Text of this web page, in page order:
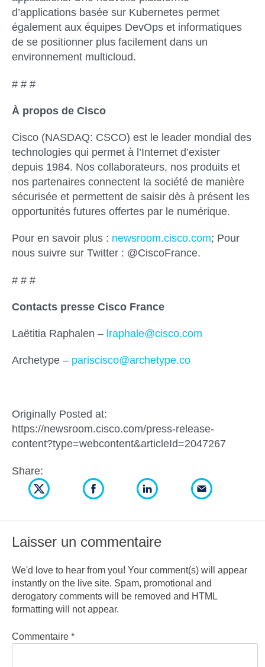
d’applications basée sur Kubernetes permet
également aux équipes DevOps et informatiques
de se positionner plus facilement dans un
environnement multicloud.
# # #
À propos de Cisco
Cisco (NASDAQ: CSCO) est le leader mondial des
technologies qui permet à l’Internet d’exister
depuis 1984. Nos collaborateurs, nos produits et
nos partenaires connectent la société de manière
sécurisée et permettent de saisir dès à présent les
opportunités futures offertes par le numérique.
Pour en savoir plus : newsroom.cisco.com; Pour
nous suivre sur Twitter : @CiscoFrance.
# # #
Contacts presse Cisco France
Laëtitia Raphalen – lraphale@cisco.com
Archetype – pariscisco@archetype.co
Originally Posted at:
https://newsroom.cisco.com/press-release-
content?type=webcontent&articleId=2047267
Share:
Laisser un commentaire
We'd love to hear from you! Your comment(s) will appear
instantly on the live site. Spam, promotional and
derogatory comments will be removed and HTML
formatting will not appear.
Commentaire *